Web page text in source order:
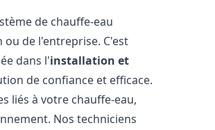
de chauffe-eau
de l'entreprise. C'est
dans l'installation et
de confiance et efficace.
liés à votre chauffe-eau,
Nos techniciens